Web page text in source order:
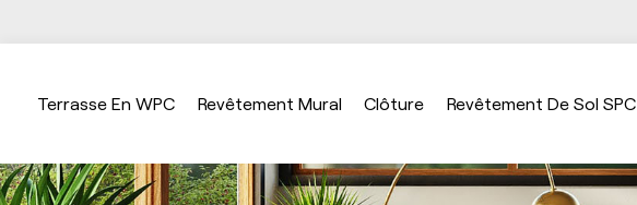
Terrasse En WPC Revêtement Mural Clôture Revêtement De Sol SPC